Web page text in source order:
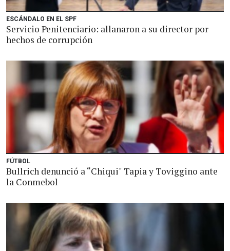
ESCÁNDALO EN EL SPF
Servicio Penitenciario: allanaron a su director por
hechos de corrupción
FÚTBOL
Bullrich denunció a “Chiqui" Tapia y Toviggino ante
la Conmebol